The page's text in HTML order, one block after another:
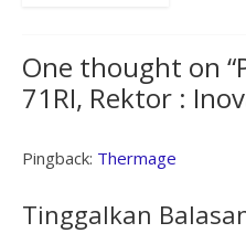
One thought on “
71RI, Rektor :
Pingback: Thermage
Tinggalkan